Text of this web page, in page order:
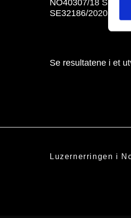
NO40307/18 SB-
SE32186/2020
Se resultatene i et
Luzernerringen i